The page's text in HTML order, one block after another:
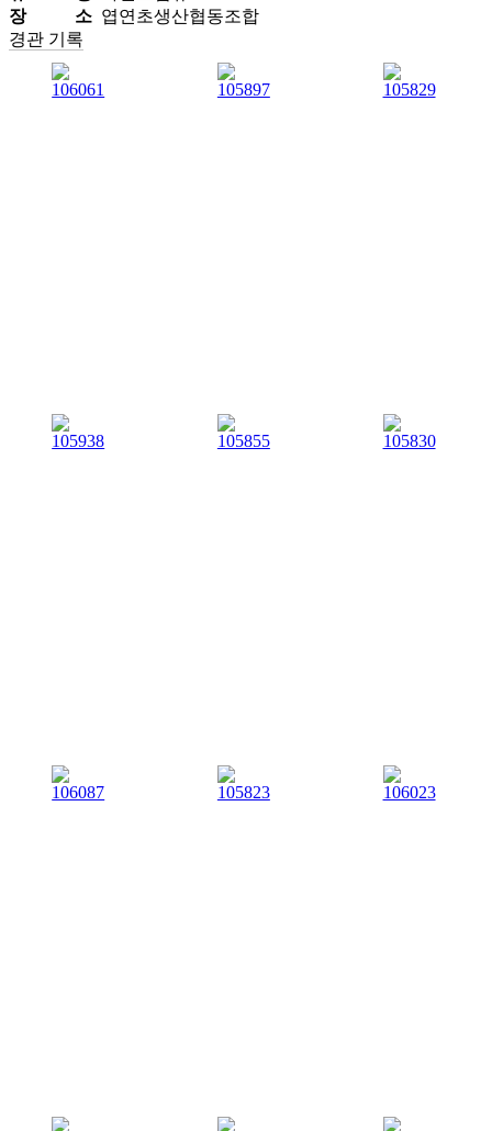
장 소 엽연초생산협동조합
경관 기록